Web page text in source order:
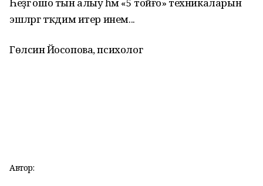
эшләргә тәҡдим итер инем...
Гөлсинә Йосопова, психолог
Автор: